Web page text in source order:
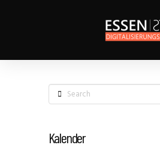
Search
Kalender